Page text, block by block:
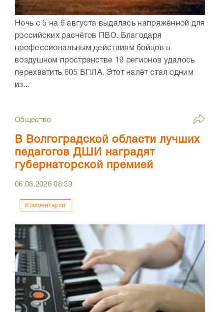
Ночь с 5 на 6 августа выдалась напряжённой для
российских расчётов ПВО. Благодаря
профессиональным действиям бойцов в
воздушном пространстве 19 регионов удалось
перехватить 605 БПЛА. Этот налёт стал одним
из...
Общество
В Волгоградской области лучших
педагогов ДШИ наградят
губернаторской премией
06.08.202608:39
Комментарии